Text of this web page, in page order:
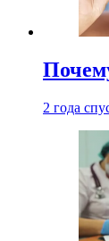
2 года